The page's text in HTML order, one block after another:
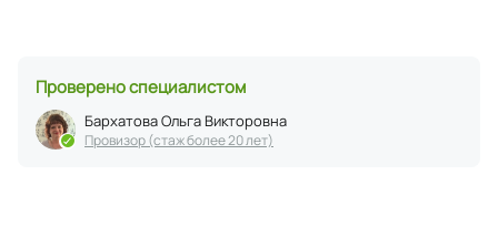
Проверено специалистом
Бархатова Ольга Викторовна
Провизор (стаж более 20 лет)